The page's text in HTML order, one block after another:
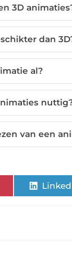
3D
dan
al?
van een